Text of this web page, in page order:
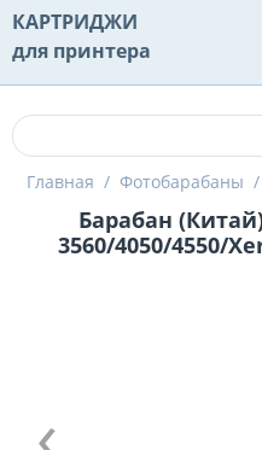
КАРТРИДЖИ
для принтера
Главная / Фотобарабаны /
Барабан
3560/4050/4550/